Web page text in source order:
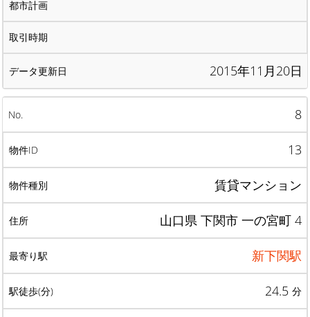
2015年11月20日
8
13
賃貸マンション
山口県 下関市 一の宮町 4
新下関駅
24.5 分